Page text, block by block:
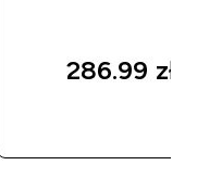
286.99 zł‎